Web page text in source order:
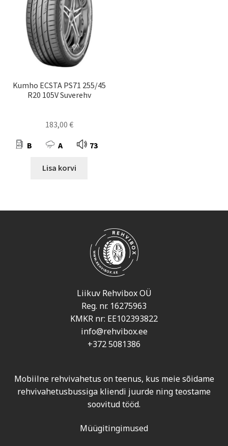
Kumho ECSTA PS71 255/45
R20 105V Suverehv
183,00 €
B A 73
Lisa korvi
Liikuv Rehvibox OÜ
Reg. nr. 16275963
KMKR nr: EE102393822
info@rehvibox.ee
+372 5081386
Mobiilne rehvivahetus on teenus, kus meie sõidame
rehvivahetusbussiga kliendi juurde ning teostame
soovitud tööd.
Müügitingimused